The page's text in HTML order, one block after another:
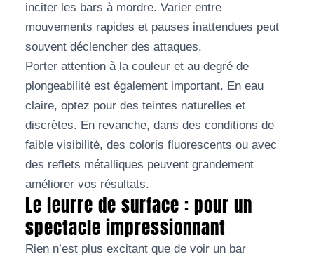
inciter les bars à mordre. Varier entre
mouvements rapides et pauses inattendues peut
souvent déclencher des attaques.
Porter attention à la couleur et au degré de
plongeabilité est également important. En eau
claire, optez pour des teintes naturelles et
discrètes. En revanche, dans des conditions de
faible visibilité, des coloris fluorescents ou avec
des reflets métalliques peuvent grandement
améliorer vos résultats.
Le leurre de surface : pour un
spectacle impressionnant
Rien n’est plus excitant que de voir un bar